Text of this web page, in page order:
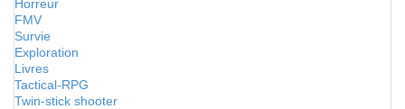
Horreur
FMV
Survie
Exploration
Livres
Tactical-RPG
Twin-stick shooter